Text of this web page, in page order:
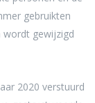
gebruikten
gewijzigd
2020 verstuurd